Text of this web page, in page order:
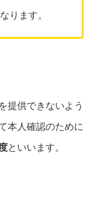
ります。
提供できないよう
本人確認のために
といいます。